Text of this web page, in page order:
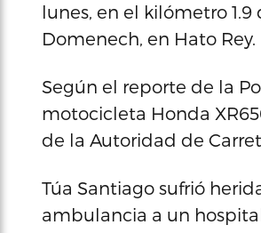
lunes, en el kilómetro
Domenech, en Hato Rey.
Según el reporte de la
motocicleta Honda
de la Autoridad de
Túa Santiago sufrió
ambulancia a un